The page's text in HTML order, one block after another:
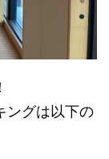
ングは以下の